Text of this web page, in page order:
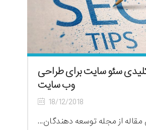
سئو سایت برای طراحی
وب سایت
18/12/2018
مقاله از مجله توسعه دهندگان...